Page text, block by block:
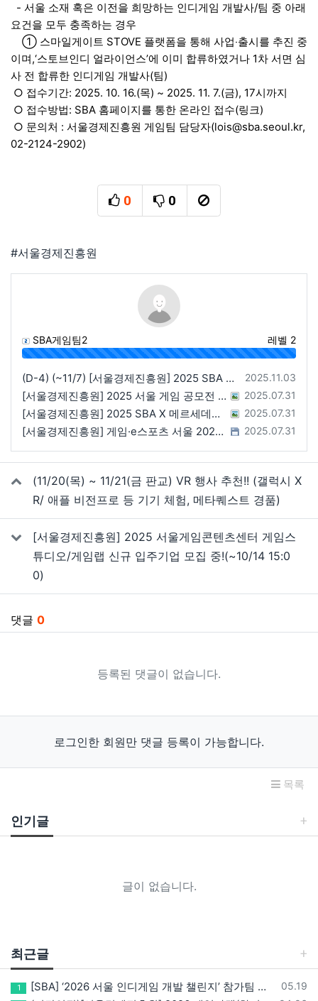
- 서울 소재 혹은 이전을 희망하는 인디게임 개발사/팀 중 아래
요건을 모두 충족하는 경우
① 스마일게이트 STOVE 플랫폼을 통해 사업‧출시를 추진 중
이며,‘스토브인디 얼라이언스’에 이미 합류하였거나 1차 서면 심
사 전 합류한 인디게임 개발사(팀)
○ 접수기간: 2025. 10. 16.(목) ~ 2025. 11. 7.(금), 17시까지
○ 접수방법: SBA 홈페이지를 통한 온라인 접수(링크)
○ 문의처 : 서울경제진흥원 게임팀 담당자(lois@sba.seoul.kr,
02-2124-2902)
0
추천
0
비추천신고
태그
#서울경제진흥원
SBA게임팀2 레벨 2
100%
등록일
2025.11.03
(D-4) (~11/7) [서울경제진흥원] 2025 SBA X 스마일게이트, ‘게임랩 with STOVE INDIE’ 참가기업 모집
등록일
2025.07.31
[서울경제진흥원] 2025 서울 게임 공모전 참가자 모집(~8/22 17시)
등록일
2025.07.31
[서울경제진흥원] 2025 SBA X 메르세데스 벤츠 코리아 게임 산업 상생 플랫폼 활용 게임개발 지원 참가기업 모집(~8/18 17시)
등록일
2025.07.31
[서울경제진흥원] 게임·e스포츠 서울 2025(GES 2025) 전시(서울게임존/FGT존) 참가기업 모집 (~8/6 15시)
관련자료
(11/20(목) ~ 11/21(금 판교) VR 행사 추천!! (갤럭시 X
R/ 애플 비전프로 등 기기 체험, 메타퀘스트 경품)
[서울경제진흥원] 2025 서울게임콘텐츠센터 게임스
튜디오/게임랩 신규 입주기업 모집 중!(~10/14 15:0
0)
댓글 0
등록된 댓글이 없습니다.
로그인한 회원만 댓글 등록이 가능합니다.
목록
인기글
글이 없습니다.
최근글
등록일
05.19
1 [SBA] ‘2026 서울 인디게임 개발 챌린지’ 참가팀 모집